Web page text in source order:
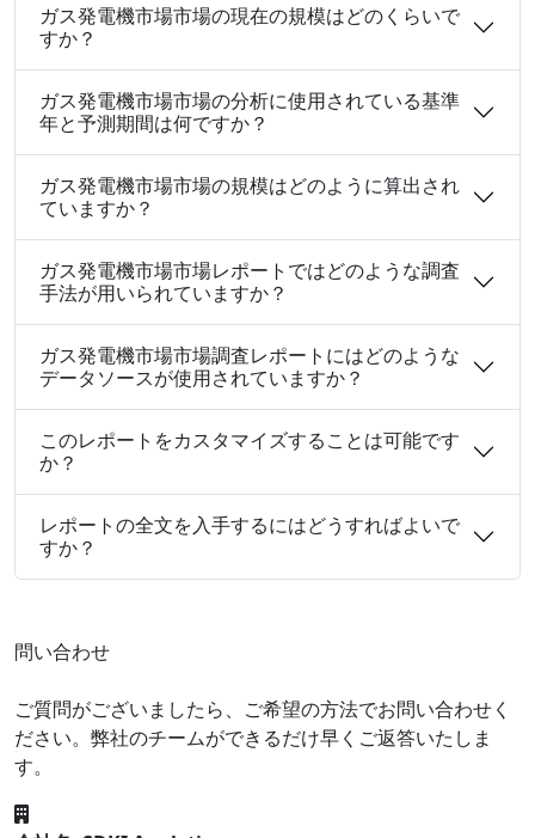
ガス発電機市場市場の現在の規模はどのくらいで
すか？
ガス発電機市場市場の分析に使用されている基準
年と予測期間は何ですか？
ガス発電機市場市場の規模はどのように算出され
ていますか？
ガス発電機市場市場レポートではどのような調査
手法が用いられていますか？
ガス発電機市場市場調査レポートにはどのような
データソースが使用されていますか？
このレポートをカスタマイズすることは可能です
か？
レポートの全文を入手するにはどうすればよいで
すか？
問い合わせ
ご質問がございましたら、ご希望の方法でお問い合わせく
ださい。弊社のチームができるだけ早くご返答いたしま
す。